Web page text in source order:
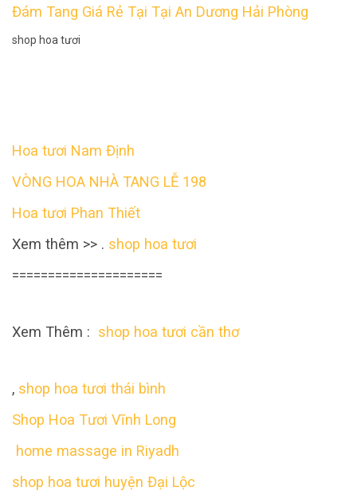
Đám Tang Giá Rẻ Tại Tại An Dương Hải Phòng
shop hoa tươi
Hoa tươi Nam Định
VÒNG HOA NHÀ TANG LỄ 198
Hoa tươi Phan Thiết
Xem thêm >> . shop hoa tươi
=====================
Xem Thêm : shop hoa tươi cần thơ
, shop hoa tươi thái bình
Shop Hoa Tươi Vĩnh Long
home massage in Riyadh
shop hoa tươi huyện Đại Lộc